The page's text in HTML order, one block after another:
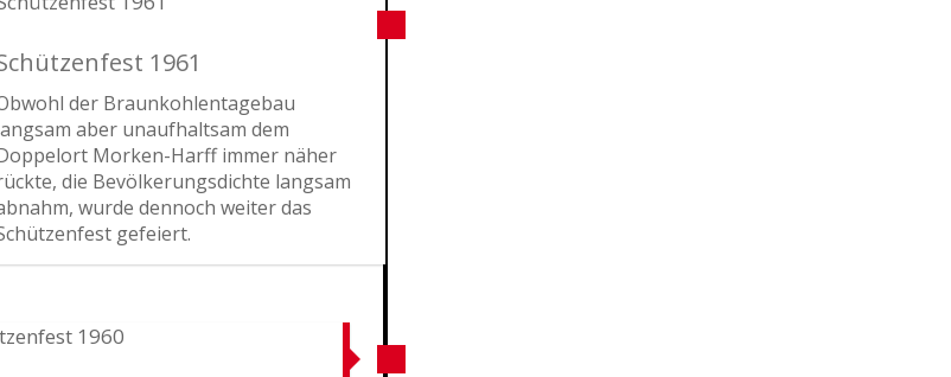
1961
der Braunkohlentagebau
aber unaufhaltsam dem
Morken-Harff immer näher
die Bevölkerungsdichte langsam
wurde dennoch weiter das
gefeiert.